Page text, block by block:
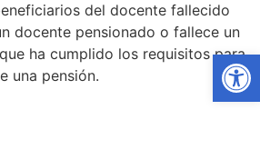
del docente fallecido
docente pensionado o fallece un
ha cumplido los requisitos para
una pensión.